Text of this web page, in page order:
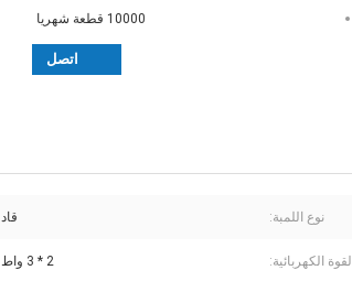
10000 قطعة شهريا
اتصل
نوع اللمبة: قاد
القوة الكهربائية: 2 * 3 واط